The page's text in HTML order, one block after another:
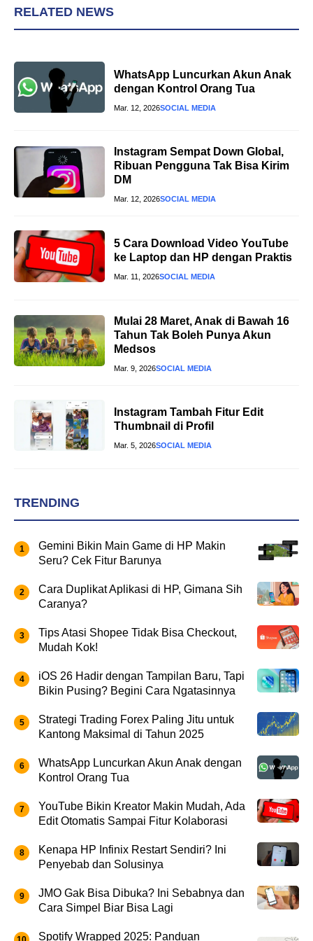
RELATED NEWS
WhatsApp Luncurkan Akun Anak
dengan Kontrol Orang Tua
Mar. 12, 2026SOCIAL MEDIA
Instagram Sempat Down Global,
Ribuan Pengguna Tak Bisa Kirim
DM
Mar. 12, 2026SOCIAL MEDIA
5 Cara Download Video YouTube
ke Laptop dan HP dengan Praktis
Mar. 11, 2026SOCIAL MEDIA
Mulai 28 Maret, Anak di Bawah 16
Tahun Tak Boleh Punya Akun
Medsos
Mar. 9, 2026SOCIAL MEDIA
Instagram Tambah Fitur Edit
Thumbnail di Profil
Mar. 5, 2026SOCIAL MEDIA
TRENDING
Gemini Bikin Main Game di HP Makin
Seru? Cek Fitur Barunya
Cara Duplikat Aplikasi di HP, Gimana Sih
Caranya?
Tips Atasi Shopee Tidak Bisa Checkout,
Mudah Kok!
iOS 26 Hadir dengan Tampilan Baru, Tapi
Bikin Pusing? Begini Cara Ngatasinnya
Strategi Trading Forex Paling Jitu untuk
Kantong Maksimal di Tahun 2025
WhatsApp Luncurkan Akun Anak dengan
Kontrol Orang Tua
YouTube Bikin Kreator Makin Mudah, Ada
Edit Otomatis Sampai Fitur Kolaborasi
Kenapa HP Infinix Restart Sendiri? Ini
Penyebab dan Solusinya
JMO Gak Bisa Dibuka? Ini Sebabnya dan
Cara Simpel Biar Bisa Lagi
Spotify Wrapped 2025: Panduan